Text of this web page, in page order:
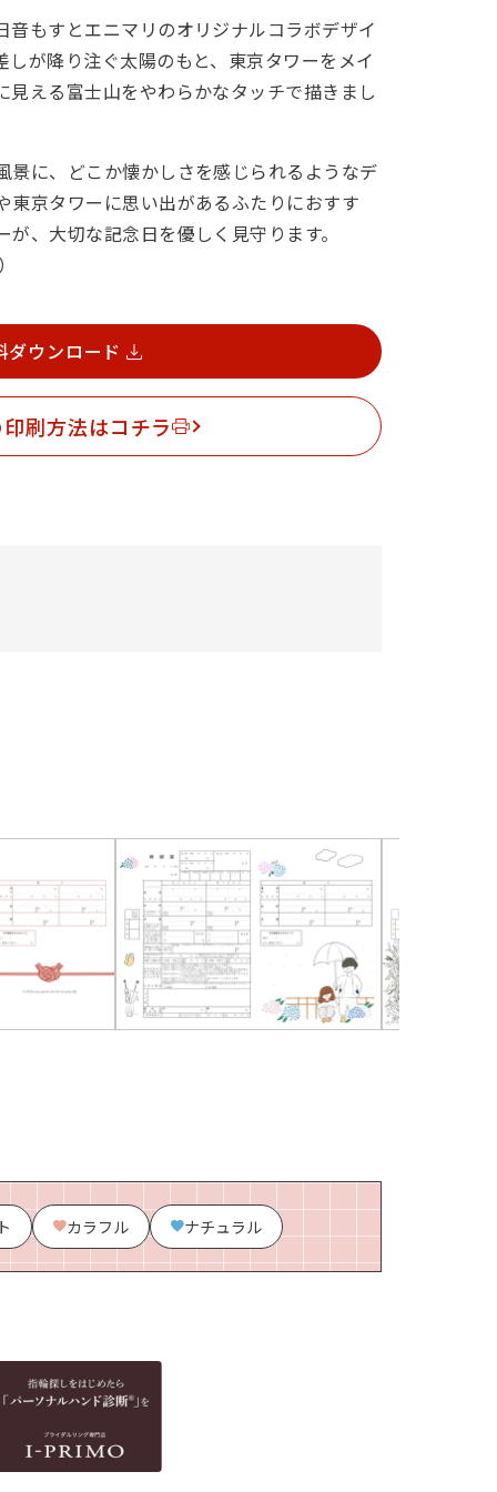
もすとエニマリのオリジナルコラボデザイ
が降り注ぐ太陽のもと、東京タワーをメイ
える富士山をやわらかなタッチで描きまし
景に、どこか懐かしさを感じられるようなデ
東京タワーに思い出があるふたりにおすす
、大切な記念日を優しく見守ります。
ダウンロード
刷方法はコチラ
カラフル ナチュラル